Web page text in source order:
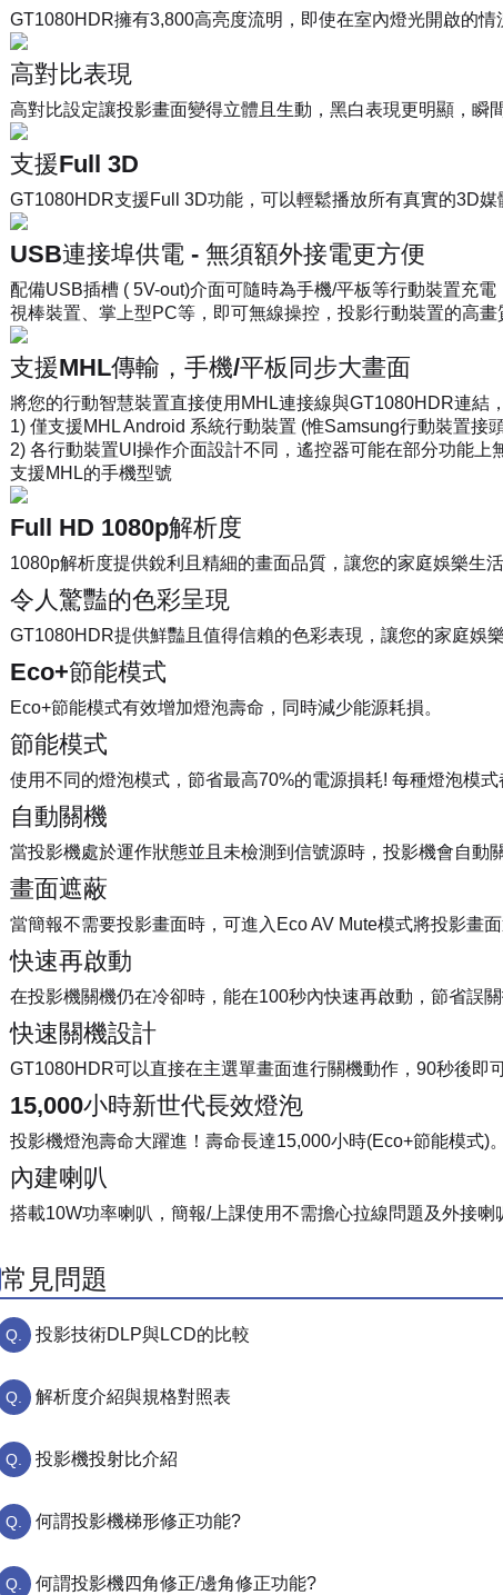
GT1080HDR擁有3,800高亮度流明，即使在室內燈光開啟的情
高對比表現
高對比設定讓投影畫面變得立體且生動，黑白表現更明顯，瞬
支援Full 3D
GT1080HDR支援Full 3D功能，可以輕鬆播放所有真實的3D
USB連接埠供電 - 無須額外接電更方便
配備USB插槽 ( 5V-out)介面可隨時為手機/平板等行動裝置充
視棒裝置、掌上型PC等，即可無線操控，投影行動裝置的高畫
支援MHL傳輸，手機/平板同步大畫面
將您的行動智慧裝置直接使用MHL連接線與GT1080HDR連結
1) 僅支援MHL Android 系統行動裝置 (惟Samsung行動裝置接
2) 各行動裝置UI操作介面設計不同，遙控器可能在部分功能上
支援MHL的手機型號
Full HD 1080p解析度
1080p解析度提供銳利且精細的畫面品質，讓您的家庭娛樂生
令人驚豔的色彩呈現
GT1080HDR提供鮮豔且值得信賴的色彩表現，讓您的家庭娛
Eco+節能模式
Eco+節能模式有效增加燈泡壽命，同時減少能源耗損。
節能模式
使用不同的燈泡模式，節省最高70%的電源損耗! 每種燈泡模
自動關機
當投影機處於運作狀態並且未檢測到信號源時，投影機會自動
畫面遮蔽
當簡報不需要投影畫面時，可進入Eco AV Mute模式將投影畫
快速再啟動
在投影機關機仍在冷卻時，能在100秒內快速再啟動，節省誤
快速關機設計
GT1080HDR可以直接在主選單畫面進行關機動作，90秒後即
15,000小時新世代長效燈泡
投影機燈泡壽命大躍進！壽命長達15,000小時(Eco+節能模式)。
內建喇叭
搭載10W功率喇叭，簡報/上課使用不需擔心拉線問題及外接喇
常見問題
投影技術DLP與LCD的比較
解析度介紹與規格對照表
投影機投射比介紹
何謂投影機梯形修正功能?
何謂投影機四角修正/邊角修正功能?